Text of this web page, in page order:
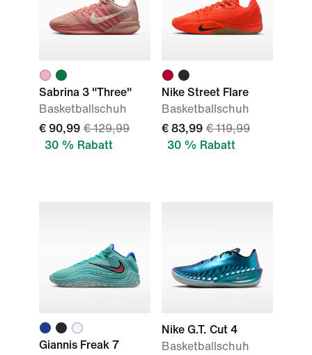
Sabrina 3 "Three"
Basketballschuh
€ 90,99 € 129,99
30 % Rabatt
Nike Street Flare
Basketballschuh
€ 83,99 € 119,99
30 % Rabatt
Giannis Freak 7
Nike G.T. Cut 4
Basketballschuh